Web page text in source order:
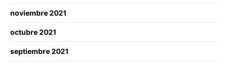
noviembre 2021
octubre 2021
septiembre 2021